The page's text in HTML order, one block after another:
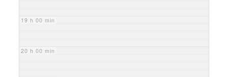
19 h 00 min
20 h 00 min